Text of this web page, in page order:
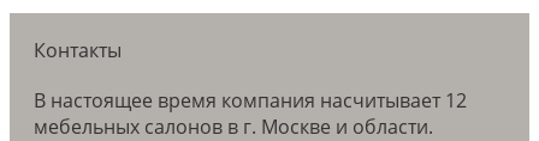
Контакты
В настоящее время компания насчитывает 12
мебельных салонов в г. Москве и области.